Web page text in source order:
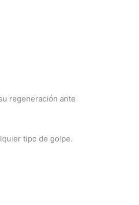
regeneración ante
tipo de golpe.